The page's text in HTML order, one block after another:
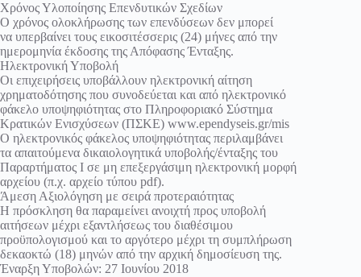
Χρόνος Υλοποίησης Επενδυτικών Σχεδίων
Ο χρόνος ολοκλήρωσης των επενδύσεων δεν μπορεί
να υπερβαίνει τους εικοσιτέσσερις (24) μήνες από την
ημερομηνία έκδοσης της Απόφασης Ένταξης.
Ηλεκτρονική Υποβολή
Οι επιχειρήσεις υποβάλλουν ηλεκτρονική αίτηση
χρηματοδότησης που συνοδεύεται και από ηλεκτρονικό
φάκελο υποψηφιότητας στο Πληροφοριακό Σύστημα
Κρατικών Ενισχύσεων (ΠΣΚΕ) www.ependyseis.gr/mis
Ο ηλεκτρονικός φάκελος υποψηφιότητας περιλαμβάνει
τα απαιτούμενα δικαιολογητικά υποβολής/ένταξης του
Παραρτήματος Ι σε μη επεξεργάσιμη ηλεκτρονική μορφή
αρχείου (π.χ. αρχείο τύπου pdf).
Άμεση Αξιολόγηση με σειρά προτεραιότητας
Η πρόσκληση θα παραμείνει ανοιχτή προς υποβολή
αιτήσεων μέχρι εξαντλήσεως του διαθέσιμου
προϋπολογισμού και το αργότερο μέχρι τη συμπλήρωση
δεκαοκτώ (18) μηνών από την αρχική δημοσίευση της.
Έναρξη Υποβολών: 27 Ιουνίου 2018